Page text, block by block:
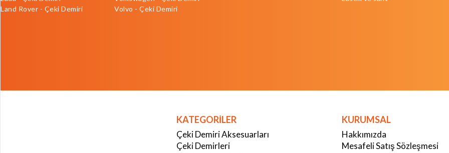
Land Rover - Çeki Demiri
Volvo - Çeki Demiri
KATEGORİLER
Çeki Demiri Aksesuarları
Çeki Demirleri
KURUMSAL
Hakkımızda
Mesafeli Satış Sözleşmesi